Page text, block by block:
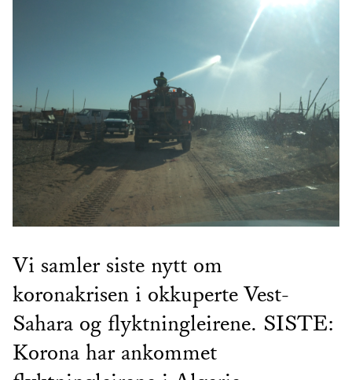
Vi samler siste nytt om
koronakrisen i okkuperte Vest-
Sahara og flyktningleirene. SISTE:
Korona har ankommet